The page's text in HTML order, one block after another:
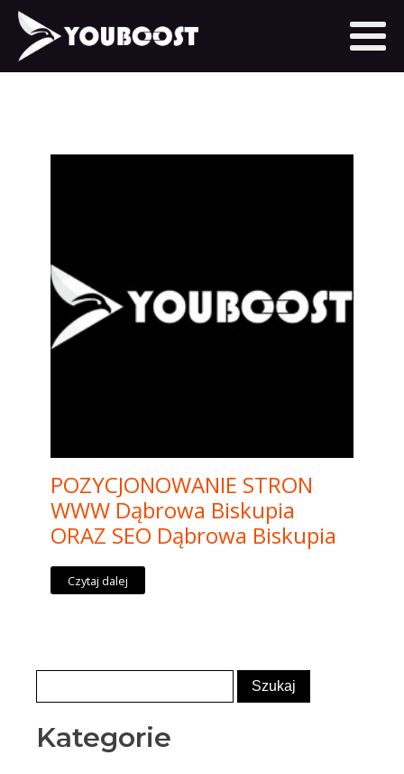
POZYCJONOWANIE STRON
WWW Dąbrowa Biskupia
ORAZ SEO Dąbrowa Biskupia
Czytaj dalej
Kategorie